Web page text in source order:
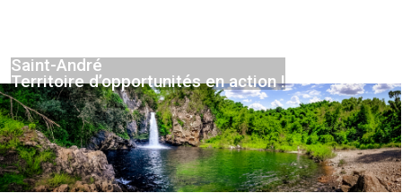
Saint-André
Territoire d’opportunités en action !